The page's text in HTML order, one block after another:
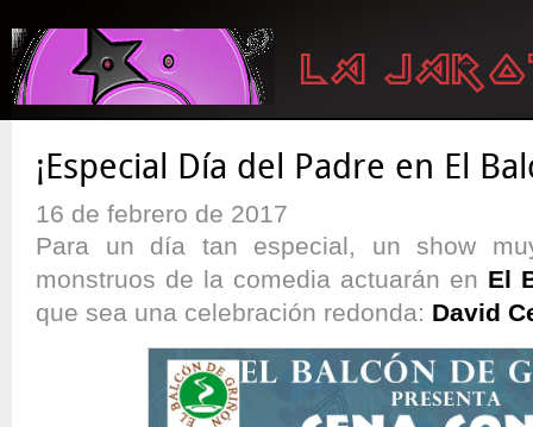
¡Especial Día del Padre en El
16 de febrero de 2017
Para un día tan especial, un show
monstruos de la comedia actuarán en El
que sea una celebración redonda: David